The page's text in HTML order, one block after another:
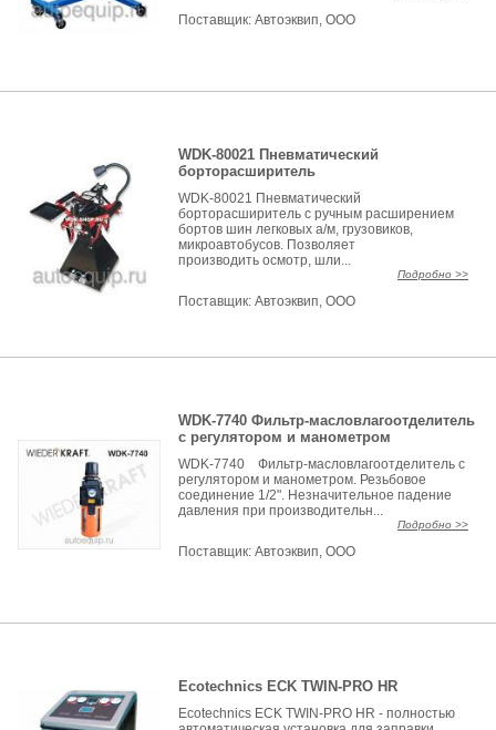
Поставщик:Автоэквип, ООО
WDK-80021 Пневматический
борторасширитель
WDK-80021 Пневматический
борторасширитель с ручным расширением
бортов шин легковых а/м, грузовиков,
микроавтобусов. Позволяет
производить осмотр, шли...
Подробно >>
Поставщик:Автоэквип, ООО
WDK-7740 Фильтр-масловлагоотделитель
с регулятором и манометром
WDK-7740 Фильтр-масловлагоотделитель с
регулятором и манометром. Резьбовое
соединение 1/2". Незначительное падение
давления при производительн...
Подробно >>
Поставщик:Автоэквип, ООО
Ecotechnics ECK TWIN-PRO HR
Ecotechnics ECK TWIN-PRO HR - полностью